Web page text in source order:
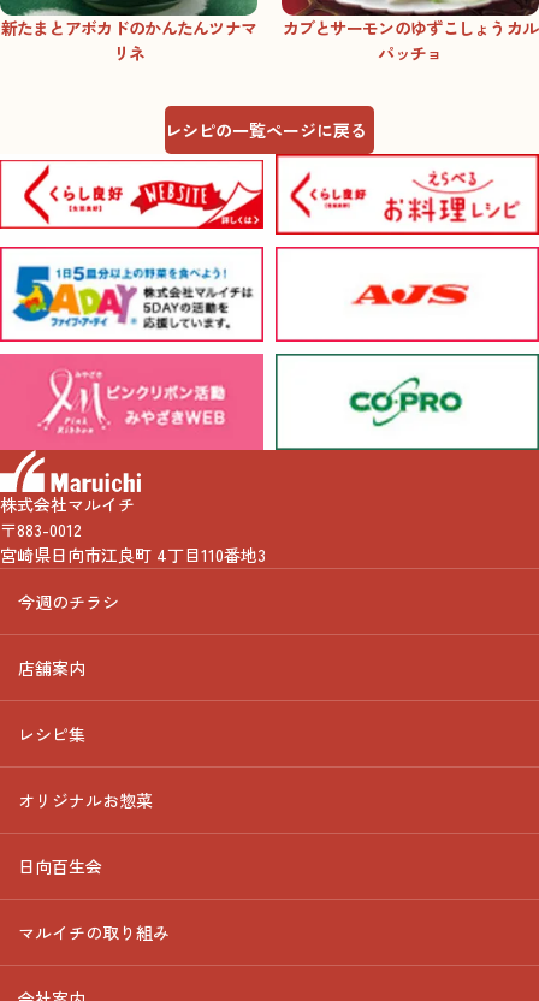
新たまとアボカドのかんたんツナマ
リネ
カブとサーモンのゆずこしょうカル
パッチョ
レシピの一覧ページに戻る
株式会社マルイチ
〒883-0012
宮崎県日向市江良町 4丁目110番地3
今週のチラシ
店舗案内
レシピ集
オリジナルお惣菜
日向百生会
マルイチの取り組み